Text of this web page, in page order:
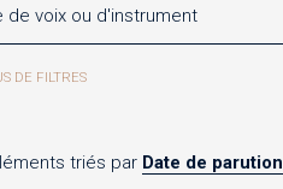
de voix ou d'instrument
DE FILTRES
triés par Date de parution